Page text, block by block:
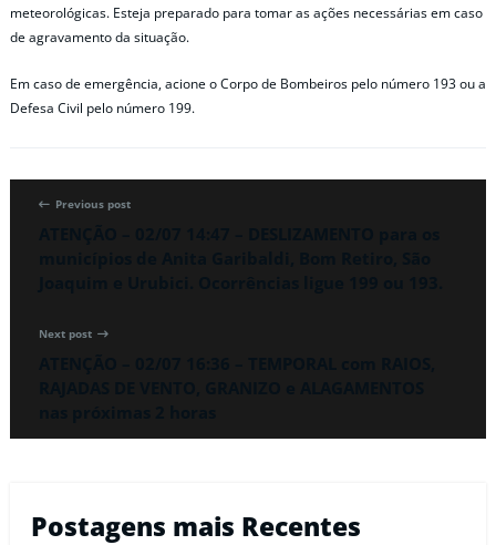
meteorológicas. Esteja preparado para tomar as ações necessárias em caso
de agravamento da situação.
Em caso de emergência, acione o Corpo de Bombeiros pelo número 193 ou a
Defesa Civil pelo número 199.
Previous post
Next post
Postagens mais Recentes